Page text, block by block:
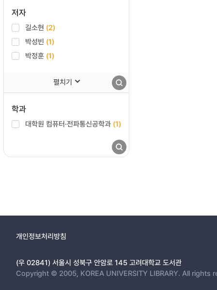
저자
길소현 (2)
박성빈 (1)
박정훈 (1)
펼치기
학과
대학원 컴퓨터·전파통신공학과 (1)
개인정보처리방침
(우 02841) 서울시 성북구 안암로 145 고려대학교 도서관
Copyright © 2005, KOREA UNIVERSITY LIBRARY. All rights